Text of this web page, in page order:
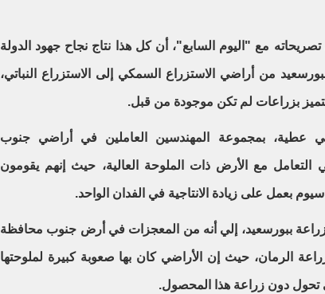
مع "اليوم السابع"، أن كل هذا نتاج نجاح جهود الدولة
من أراضي الاستزراع السمكي إلى الاستزراع النباتي،
بزراعات لم تكن موجودة من قبل.
عطية، بمجموعة المهندسين العاملين في أراضي جنوب
التعامل مع الأرض ذات الملوحة العالية، حيث إنهم يقومون
بعمل على زيادة الانتاجية في الفدان الواحد.
ببورسعيد، إلي أنه من المعجزات في أرض جنوب محافظة
الرمان، حيث إن الأراضي كان بها صعوبة كبيرة لملوحتها
تحول دون زراعة هذا المحصول.